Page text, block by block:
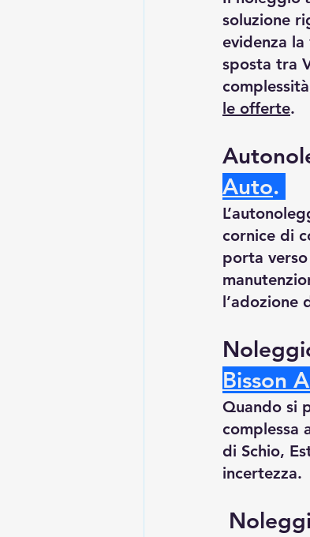
soluzione
evidenza
sposta tra
le offerte.
Auto.
cornice di
porta verso
l’adozione
Bisson
Quando si
complessa
di Schio,
incertezza.